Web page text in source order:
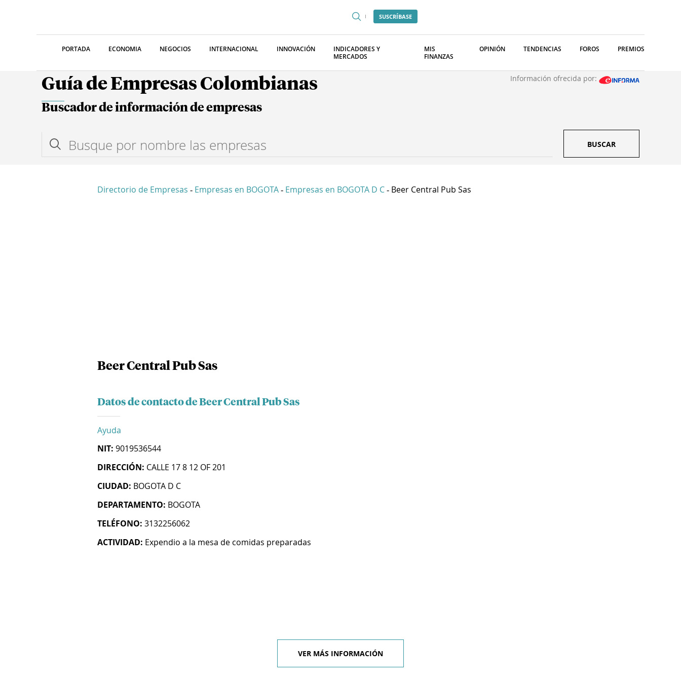
SUSCRÍBASE
PORTADA ECONOMIA NEGOCIOS INTERNACIONAL INNOVACIÓN
INDICADORES Y
MERCADOS
MIS
FINANZAS
OPINIÓN TENDENCIAS FOROS PREMIOS
Guía de Empresas Colombianas Información ofrecida por:
Buscador de información de empresas
BUSCAR
Directorio de Empresas - Empresas en BOGOTA - Empresas en BOGOTA D C - Beer Central Pub Sas
Beer Central Pub Sas
Datos de contacto de Beer Central Pub Sas
Ayuda
NIT: 9019536544
DIRECCIÓN: CALLE 17 8 12 OF 201
CIUDAD: BOGOTA D C
DEPARTAMENTO: BOGOTA
TELÉFONO: 3132256062
ACTIVIDAD: Expendio a la mesa de comidas preparadas
VER MÁS INFORMACIÓN